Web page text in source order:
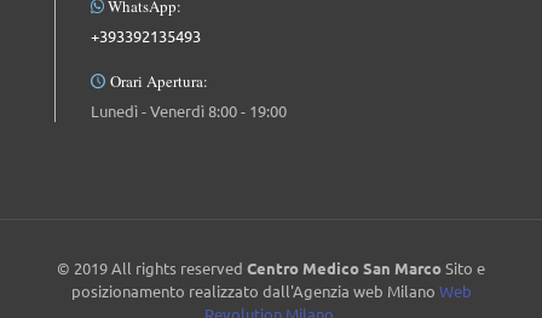
WhatsApp:
+393392135493
Orari Apertura:
Lunedì - Venerdì 8:00 - 19:00
© 2019 All rights reserved Centro Medico San MarcoSito e
posizionamento realizzato dall'Agenzia web Milano Web
Revolution Milano.